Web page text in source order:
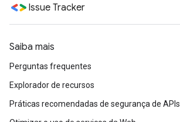
Issue Tracker
Saiba mais
Perguntas frequentes
Explorador de recursos
Práticas recomendadas de segurança de APIs